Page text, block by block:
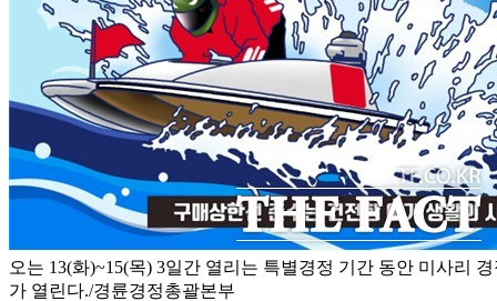
오는 13(화)~15(목) 3일간 열리는 특별경정 기간 동안 미사리
가 열린다./경륜경정총괄본부